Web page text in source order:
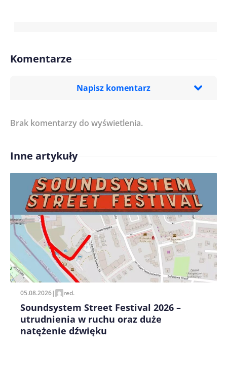
Komentarze
Napisz komentarz
Treść komentarza*
Imię/ Nick*
Zapamiętaj moje dane w tej przeglądarce podczas
pisania kolejnych komentarzy.
Brak komentarzy do wyświetlenia.
Inne artykuły
05.08.2026| red.
Soundsystem Street Festival 2026 –
utrudnienia w ruchu oraz duże
natężenie dźwięku